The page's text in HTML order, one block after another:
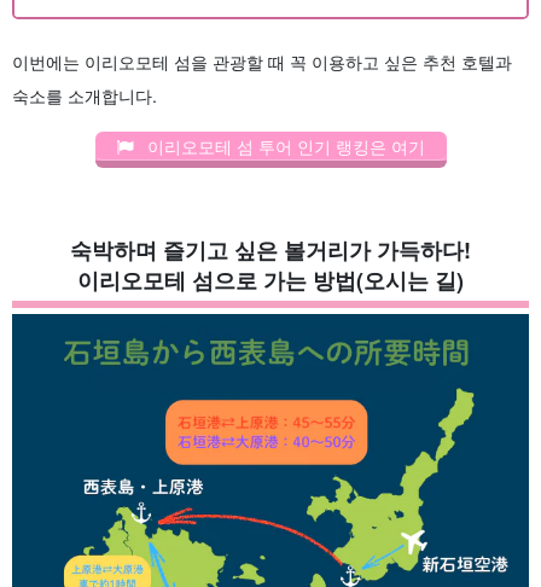
이번에는 이리오모테 섬을 관광할 때 꼭 이용하고 싶은 추천 호텔과
숙소를 소개합니다.
이리오모테 섬 투어 인기 랭킹은 여기
숙박하며 즐기고 싶은 볼거리가 가득하다!
이리오모테 섬으로 가는 방법(오시는 길)